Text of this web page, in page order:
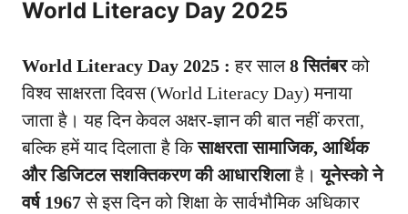
World Literacy Day 2025
World Literacy Day 2025 : हर साल8 सितंबरको
विश्व साक्षरता दिवस (World Literacy Day) मनाया
जाता है। यह दिन केवल अक्षर-ज्ञान की बात नहीं करता,
बल्कि हमें याद दिलाता है किसाक्षरता सामाजिक, आर्थिक
और डिजिटल सशक्तिकरण की आधारशिलाहै।यूनेस्को ने
वर्ष 1967से इस दिन को शिक्षा के सार्वभौमिक अधिकार